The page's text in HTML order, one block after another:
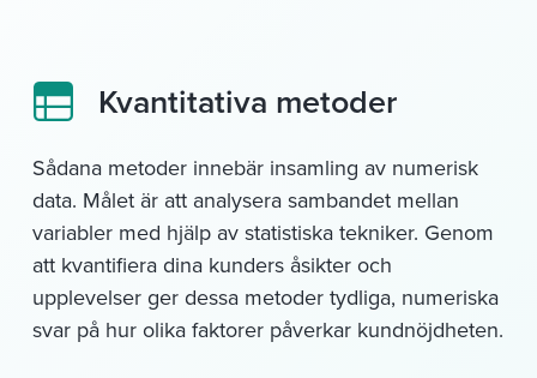
Kvantitativa metoder
Sådana metoder innebär insamling av numerisk
data. Målet är att analysera sambandet mellan
variabler med hjälp av statistiska tekniker. Genom
att kvantifiera dina kunders åsikter och
upplevelser ger dessa metoder tydliga, numeriska
svar på hur olika faktorer påverkar kundnöjdheten.